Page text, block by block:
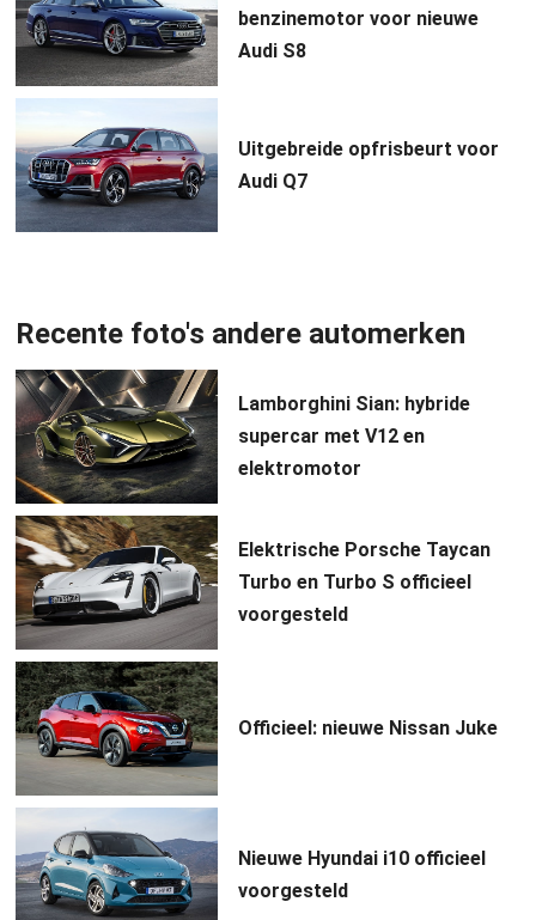
benzinemotor voor nieuwe
Audi S8
Uitgebreide opfrisbeurt voor
Audi Q7
Recente foto's andere automerken
Lamborghini Sian: hybride
supercar met V12 en
elektromotor
Elektrische Porsche Taycan
Turbo en Turbo S officieel
voorgesteld
Officieel: nieuwe Nissan Juke
Nieuwe Hyundai i10 officieel
voorgesteld